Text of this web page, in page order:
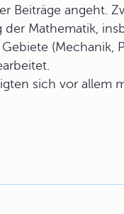
Beiträge angeht.
Mathematik,
(Mechanik,
sich vor allem